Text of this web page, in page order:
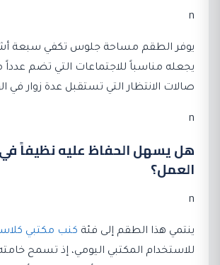
n
يوفر الطقم مساحة جلوس تكفي سبعة
يجعله مناسباً للاجتماعات التي تضم عدداً
صالات الانتظار التي تستقبل عدة زوار في
n
هل يسهل الحفاظ عليه نظيفاً في
العمل؟
n
ينتمي هذا الطقم إلى فئة كنب مكتبي
للاستخدام المكتبي اليومي، إذ تسمح